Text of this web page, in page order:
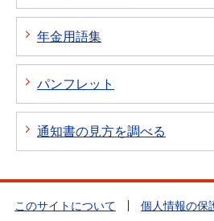
年金用語集
パンフレット
通知書の見方を調べる
このサイトについて 個人情報の保